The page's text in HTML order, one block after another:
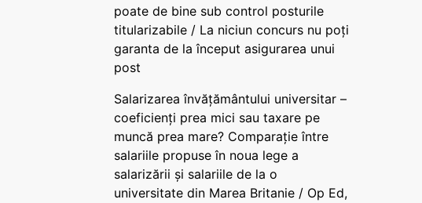
poate de bine sub control posturile
titularizabile / La niciun concurs nu poți
garanta de la început asigurarea unui
post
Salarizarea învățământului universitar –
coeficienți prea mici sau taxare pe
muncă prea mare? Comparație între
salariile propuse în noua lege a
salarizării și salariile de la o
universitate din Marea Britanie / Op Ed,